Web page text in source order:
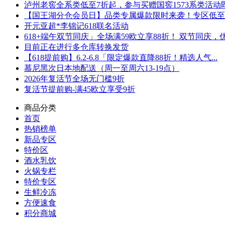
泸州老窖全系类低至7折起，参与买赠国窖1573系类活动
【国王湖分仓会员日】品类专属爆款限时来袭！专区低
开元亚超*李锦记618联名活动
618+端午双节同庆」全场满59欧立享88折！ 双节同庆，
目前正在进行多仓库转换发货
【618提前购】6.2-6.8「限定爆款直降88折！精选人气...
慕尼黑次日本地配送（周一至周六13-19点）
2026年复活节全场无门槛9折
复活节提前购-满45欧立享受9折
商品分类
首页
热销榜单
新品专区
特价区
酒水乳饮
火锅专栏
特价专区
生鲜冷冻
方便速食
积分商城